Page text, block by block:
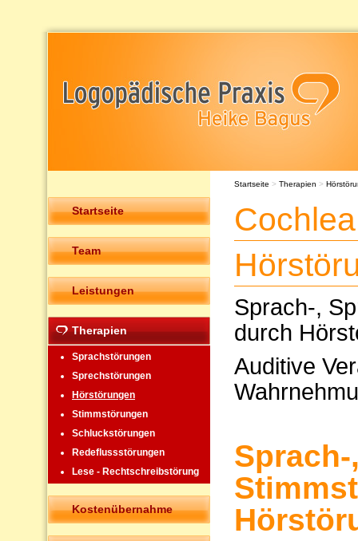
Startseite
Team
Leistungen
Therapien
Sprachstörungen
Sprechstörungen
Hörstörungen
Stimmstörungen
Schluckstörungen
Redeflussstörungen
Lese - Rechtschreibstörung
Kostenübernahme
Startseite > Therapien >
Sprach-,
durch
Auditive